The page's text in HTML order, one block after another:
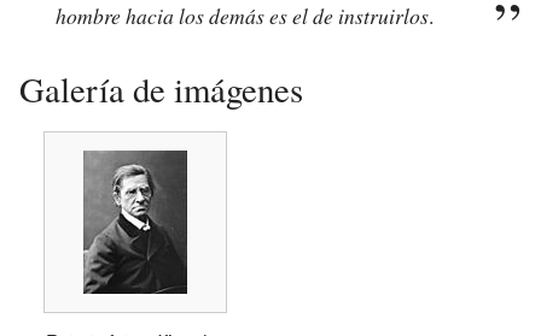
hombre hacia los demás es el de instruirlos.
Galería de imágenes